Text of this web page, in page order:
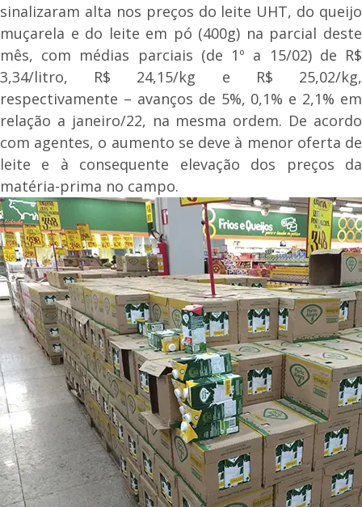
sinalizaram alta nos preços do leite UHT, do queijo
muçarela e do leite em pó (400g) na parcial deste
mês, com médias parciais (de 1º a 15/02) de R$
3,34/litro, R$ 24,15/kg e R$ 25,02/kg,
respectivamente – avanços de 5%, 0,1% e 2,1% em
relação a janeiro/22, na mesma ordem. De acordo
com agentes, o aumento se deve à menor oferta de
leite e à consequente elevação dos preços da
matéria-prima no campo.